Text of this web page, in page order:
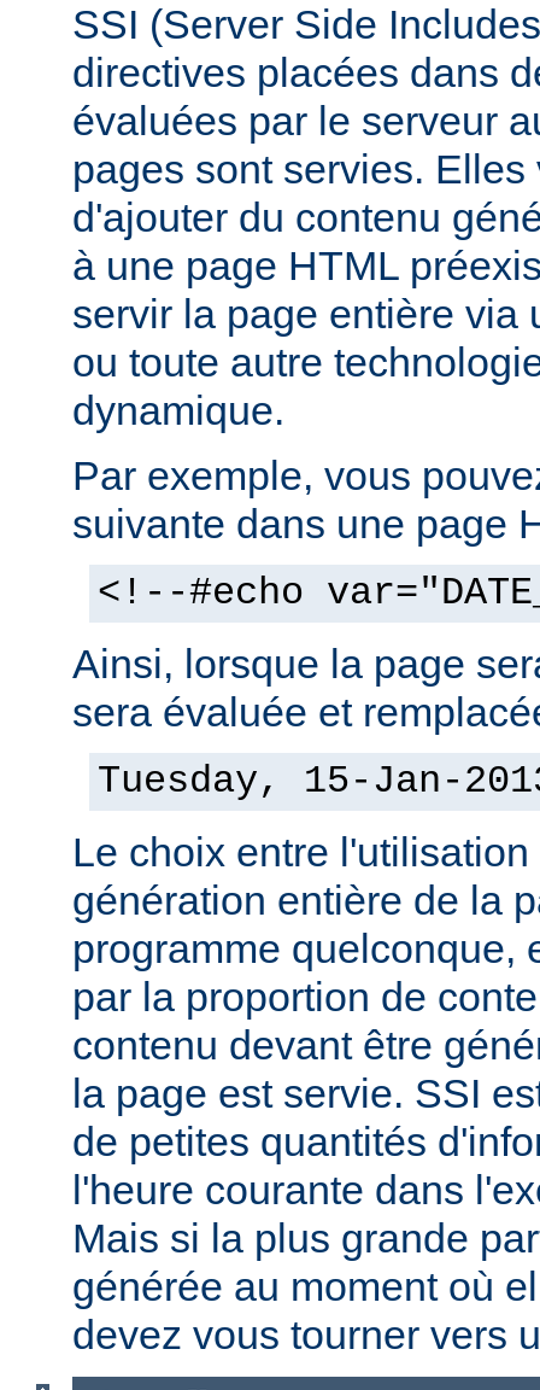
SSI (Server Side
directives placées dans
évaluées par le serveur
pages sont servies.
d'ajouter du contenu
à une page HTML
servir la page entière via
ou toute autre
dynamique.
Par exemple, vous
suivante dans une page
<!--#echo
Ainsi, lorsque la page
sera évaluée et
Tuesday, 15-Jan-
Le choix entre
génération entière de la
programme quelconque,
par la proportion de
contenu devant être
la page est servie. SSI
de petites quantités
l'heure courante dans
Mais si la plus grande
générée au moment où
devez vous tourner vers